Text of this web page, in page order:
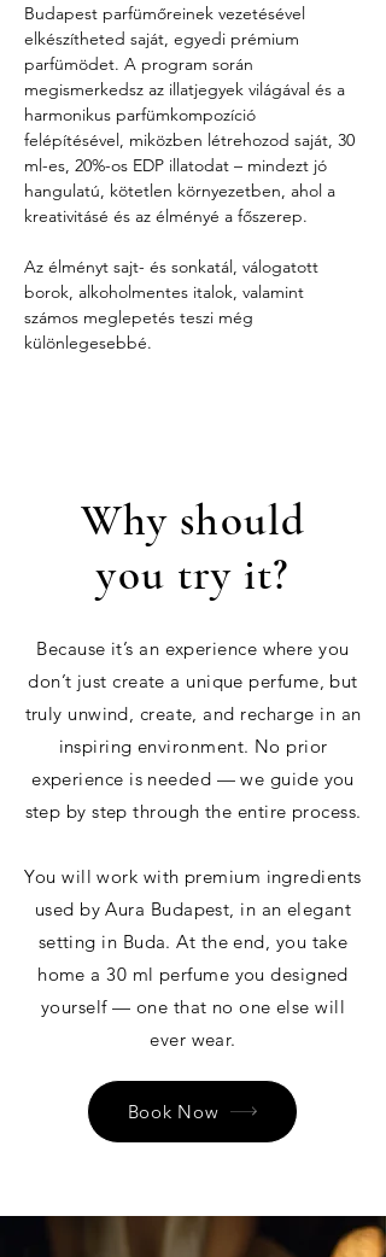
Budapest parfümőreinek vezetésével
elkészítheted saját, egyedi prémium
parfümödet. A program során
megismerkedsz az illatjegyek világával és a
harmonikus parfümkompozíció
felépítésével, miközben létrehozod saját, 30
ml-es, 20%-os EDP illatodat – mindezt jó
hangulatú, kötetlen környezetben, ahol a
kreativitásé és az élményé a főszerep.
Az élményt sajt- és sonkatál, válogatott
borok, alkoholmentes italok, valamint
számos meglepetés teszi még
különlegesebbé.
Why should
you try it?
Because it’s an experience where you
don’t just create a unique perfume, but
truly unwind, create, and recharge in an
inspiring environment. No prior
experience is needed — we guide you
step by step through the entire process.
You will work with premium ingredients
used by Aura Budapest, in an elegant
setting in Buda. At the end, you take
home a 30 ml perfume you designed
yourself — one that no one else will
ever wear.
Book Now